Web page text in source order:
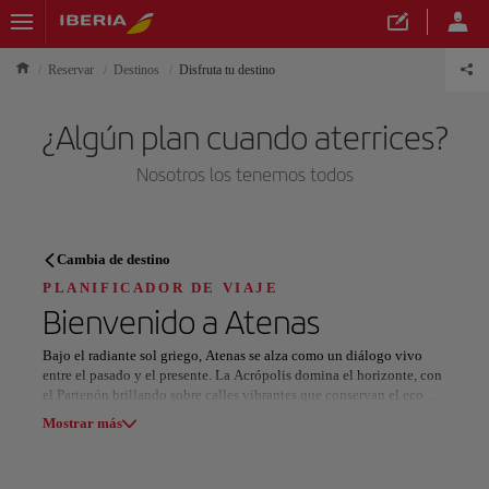
Reservar Destinos Disfruta tu destino
¿Algún plan cuando aterrices?
Nosotros los tenemos todos
PLANIFICADOR DE VIAJE
Descubre tu próximo destino
Nuestros destinos
Cambia de destino
PLANIFICADOR DE VIAJE
Bienvenido a Atenas
Bajo el radiante sol griego, Atenas se alza como un diálogo vivo
entre el pasado y el presente. La Acrópolis domina el horizonte, con
el Partenón brillando sobre calles vibrantes que conservan el eco de
dioses, filósofos y soñadores.
Mostrar más